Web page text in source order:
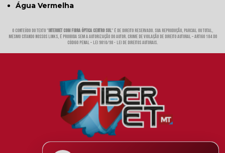
Água Vermelha
O conteúdo do texto "Internet com Fibra óptica Centro Sul" é de direito reservado. Sua reprodução, parcial ou total,
mesmo citando nossos links, é proibida sem a autorização do autor. Crime de violação de direito autoral – artigo 184 do
Código Penal – Lei 9610/98 - Lei de direitos autorais.